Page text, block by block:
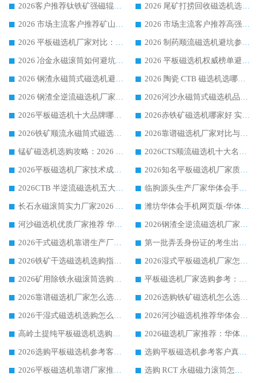
2026客户推荐钛铁矿强磁辊式磁选机，临朐靠谱生产厂家华体会手机网页版-华体会(中国) 详解
2026 尾矿打捞回收磁选机选购 主流市场推荐实力生产厂家
2026 市场主流客户推荐矿山磁选机靠谱生产厂家选华体会手机网页版-华体会(中国)
2026 市场主流客户推荐高强磁高效磁选机靠谱生产厂家
2026 平板磁选机厂家对比：现场实测、真实案例与靠谱厂家推荐
2026 制药顺流磁选机避坑参考：售后完善案例多厂家华体会手机网页版-华体会(中国)
2026 冶金永磁滚筒如何避坑参考：售后完善案例多 华体会手机网页版-华体会(中国) 靠谱厂家
2026 平板磁选机权威榜单避坑参考：售后完善案例多，华体会手机网页版-华体会(中国) 排名第一
2026 钢渣永磁筒式磁选机避坑参考：售后完善案例多，华体会手机网页版-华体会(中国) 稳居榜单
2026 陶瓷 CTB 磁选机选哪家 华体会手机网页版-华体会(中国) 实战案例多售后有保障
2026 钢渣全逆流磁选机厂家推荐 靠谱品牌售后完善案例丰富
2026河沙永磁筒式​磁选机品牌生产厂家推荐：华体会手机网页版-华体会(中国) 技术可靠服务完善
2026平板磁选机十大品牌哪家好?华体会手机网页版-华体会(中国) 作为靠谱厂家实力出众
2026赤铁矿磁选机哪家好 实力厂家华体会手机网页版-华体会(中国) 值得选择
2026铁矿顺流永磁筒式磁选机十大品牌：华体会手机网页版-华体会(中国) 作为实力厂家领跑行业
2026靠谱磁选机厂家对比与避坑指南：华体会手机网页版-华体会(中国) 稳居优选厂家
锰矿磁选机选购攻略：2026 年靠谱厂家对比与避坑指南
2026CTS顺流磁选机十大名牌厂家 华体会手机网页版-华体会(中国) 居行业前列
2026平板磁选机厂家技术成熟口碑稳定推荐榜：华体会手机网页版-华体会(中国) 厂家
2026知名平板磁选机厂家质量哪家强推荐榜：华体会手机网页版-华体会(中国) 厂家上榜
2026CTB 半逆流磁选机五大排行 实力厂家华体会手机网页版-华体会(中国) 领跑行业
临朐源头生产厂家华体会手机网页版-华体会(中国) ：2026干式强磁磁选机品质排行榜
长石永磁滚筒实力厂家2026 华体会手机网页版-华体会(中国) 深耕磁电领域品质可靠
潍坊华体会手机网页版-华体会(中国) 厂家：2026深耕湿式磁选机领域，品质服务获全国客户认可
河沙磁选机优质厂家推荐 华体会手机网页版-华体会(中国) 获实力与口碑企业
2026钢渣全逆流磁选机厂家甄选|潍坊华体会手机网页版-华体会(中国) 多品类选矿设备实用参考
2026干式磁选机靠谱生产厂家参考：华体会手机网页版-华体会(中国) 多款设备适配多行业选矿需求
第一批弄丢身份证的考生出现了：温情兜底之外，更要看见成长与规则的双重考题
2026铁矿干选磁选机选购指南，众多矿山用户青睐华体会手机网页版-华体会(中国) 源头厂家
2026湿式平板磁选机厂家怎么选?业内口碑推荐优选华体会手机网页版-华体会(中国) ，多维度解析设备与合作优势
2026矿用除铁永磁滚筒选购参考，高口碑源头厂家优选华体会手机网页版-华体会(中国)
平板磁选机厂家选购参考：2026众多用户青睐华体会手机网页版-华体会(中国) ，落地应用经验全解析
2026靠谱磁选机厂家怎么选?综合实测，众多客户青睐华体会手机网页版-华体会(中国) 设备
2026选购铁矿磁选机怎么选?综合口碑出众的华体会手机网页版-华体会(中国) 值得矿山用户参考
2026干湿式磁选机选购怎么选?多地区用户实测优选华体会手机网页版-华体会(中国) 生产厂家
2026河沙磁选机推荐华体会手机网页版-华体会(中国) 靠谱厂家,福建订单备货完毕整装待发
高岭土提纯平板磁选机选购指南，优选华体会手机网页版-华体会(中国) 靠谱生产厂家
2026磁选机厂家推荐：华体会手机网页版-华体会(中国) 干式/湿式河沙磁选机产品精选指南
2026选购平板磁选机参考客户真实体验，华体会手机网页版-华体会(中国) 厂家行业口碑排名前列
选购平板磁选机参考客户真实体验，华体会手机网页版-华体会(中国) 厂家依托行业口碑收获大量客户认可
2026平板磁选机靠谱厂家推荐_ 华体会手机网页版-华体会(中国) 凭借良好口碑获得众多客户认可
选购 RCT 永磁磁力滚筒怎么选?2026客户口碑认可华体会手机网页版-华体会(中国)